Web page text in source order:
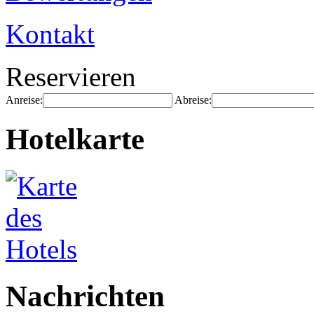
Kontakt
Reservieren
Anreise: Abreise:
Hotelkarte
Nachrichten